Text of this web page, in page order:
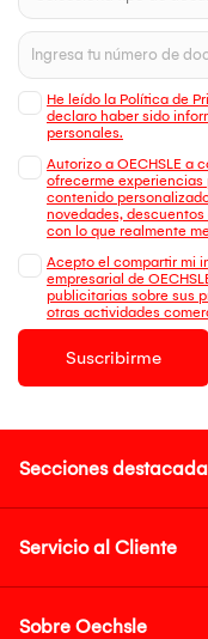
He leído la Política de
declaro haber sido
personales.
Autorizo a OECHSLE a
ofrecerme experiencias
contenido
novedades,
con lo que realmente
Acepto el compartir mi
empresarial de
publicitarias sobre sus
otras actividades
Suscribirme
Secciones
Servicio al Cliente
Sobre Oechsle